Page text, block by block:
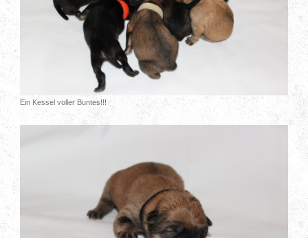
Ein Kessel voller Buntes!!!